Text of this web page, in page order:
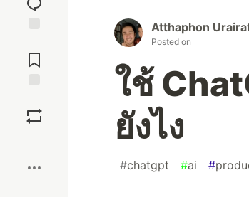
Comments
Atthaphon
Posted on
ใช้
ยังไง
#chatgpt #ai #